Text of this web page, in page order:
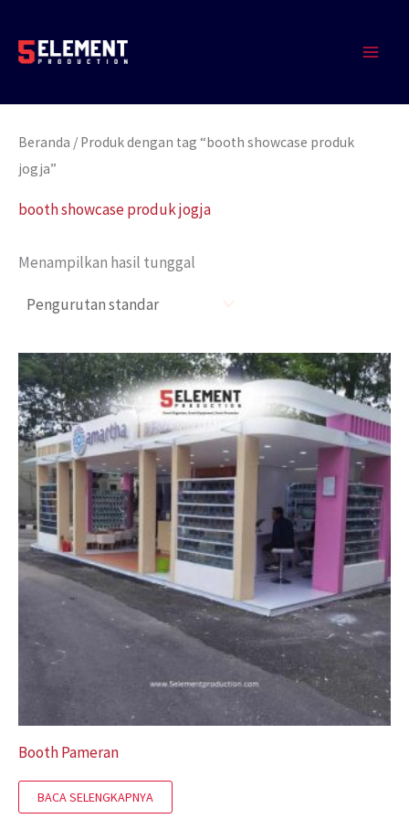
konten
Beranda / Produk dengan tag “booth showcase produk
jogja”
booth showcase produk jogja
Menampilkan hasil tunggal
Booth Pameran
BACA SELENGKAPNYA